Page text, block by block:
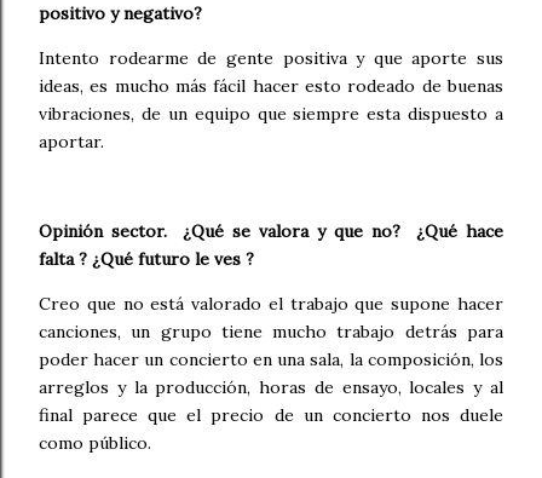
positivo y negativo?
Intento rodearme de gente positiva y que aporte sus
ideas, es mucho más fácil hacer esto rodeado de buenas
vibraciones, de un equipo que siempre esta dispuesto a
aportar.
Opinión sector. ¿Qué se valora y que no? ¿Qué hace
falta ? ¿Qué futuro le ves ?
Creo que no está valorado el trabajo que supone hacer
canciones, un grupo tiene mucho trabajo detrás para
poder hacer un concierto en una sala, la composición, los
arreglos y la producción, horas de ensayo, locales y al
final parece que el precio de un concierto nos duele
como público.